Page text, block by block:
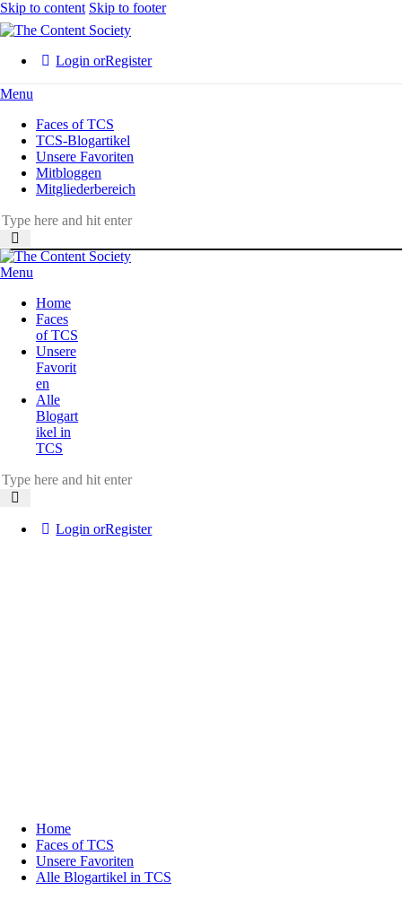
Skip to content Skip to footer
Login orRegister
Menu
Faces of TCS
TCS-Blogartikel
Unsere Favoriten
Mitbloggen
Mitgliederbereich
Menu
Home
Faces
of TCS
Unsere
Favorit
en
Alle
Blogart
ikel in
TCS
Login orRegister
Home
Faces of TCS
Unsere Favoriten
Alle Blogartikel in TCS